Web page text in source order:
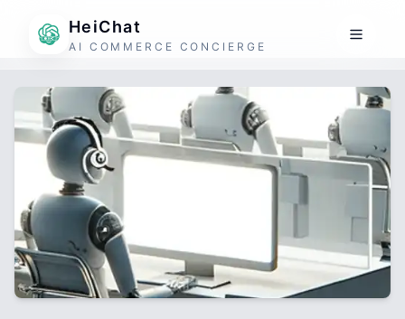
HeiChat
AI COMMERCE CONCIERGE